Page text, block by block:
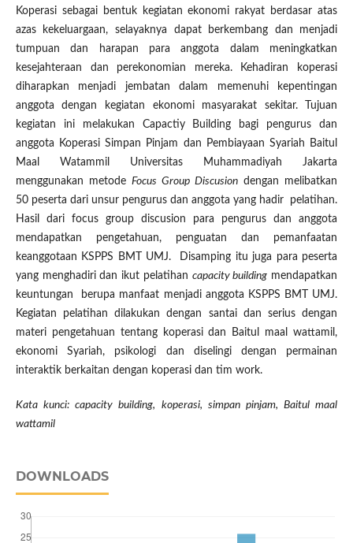
Koperasi sebagai bentuk kegiatan ekonomi rakyat berdasar atas
azas kekeluargaan, selayaknya dapat berkembang dan menjadi
tumpuan dan harapan para anggota dalam meningkatkan
kesejahteraan dan perekonomian mereka. Kehadiran koperasi
diharapkan menjadi jembatan dalam memenuhi kepentingan
anggota dengan kegiatan ekonomi masyarakat sekitar. Tujuan
kegiatan ini melakukan Capactiy Building bagi pengurus dan
anggota Koperasi Simpan Pinjam dan Pembiayaan Syariah Baitul
Maal Watammil Universitas Muhammadiyah Jakarta
menggunakan metode Focus Group Discusion dengan melibatkan
50 peserta dari unsur pengurus dan anggota yang hadir pelatihan.
Hasil dari focus group discusion para pengurus dan anggota
mendapatkan pengetahuan, penguatan dan pemanfaatan
keanggotaan KSPPS BMT UMJ. Disamping itu juga para peserta
yang menghadiri dan ikut pelatihan capacity building mendapatkan
keuntungan berupa manfaat menjadi anggota KSPPS BMT UMJ.
Kegiatan pelatihan dilakukan dengan santai dan serius dengan
materi pengetahuan tentang koperasi dan Baitul maal wattamil,
ekonomi Syariah, psikologi dan diselingi dengan permainan
interaktik berkaitan dengan koperasi dan tim work.
Kata kunci: capacity building, koperasi, simpan pinjam, Baitul maal
wattamil
DOWNLOADS